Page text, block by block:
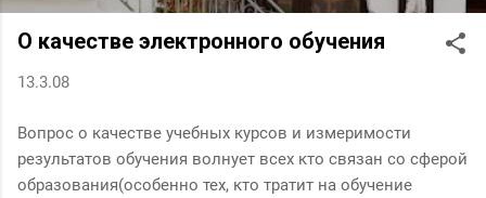
О качестве электронного обучения
13.3.08
Вопрос о качестве учебных курсов и измеримости
результатов обучения волнует всех кто связан со сферой
образования(особенно тех, кто тратит на обучение